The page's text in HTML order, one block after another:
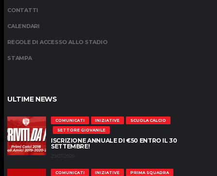
CONTATTI
CALENDARI
REGOLE DI ACCESSO ALLO STADIO
STAMPA
ULTIME NEWS
COMUNICATI INIZIATIVE
SCUOLA CALCIO
SETTORE GIOVANILE
ISCRIZIONE ANNUALE DI €50 ENTRO IL 30
SETTEMBRE!
29/07/2026
COMUNICATI INIZIATIVE
PRIMA SQUADRA